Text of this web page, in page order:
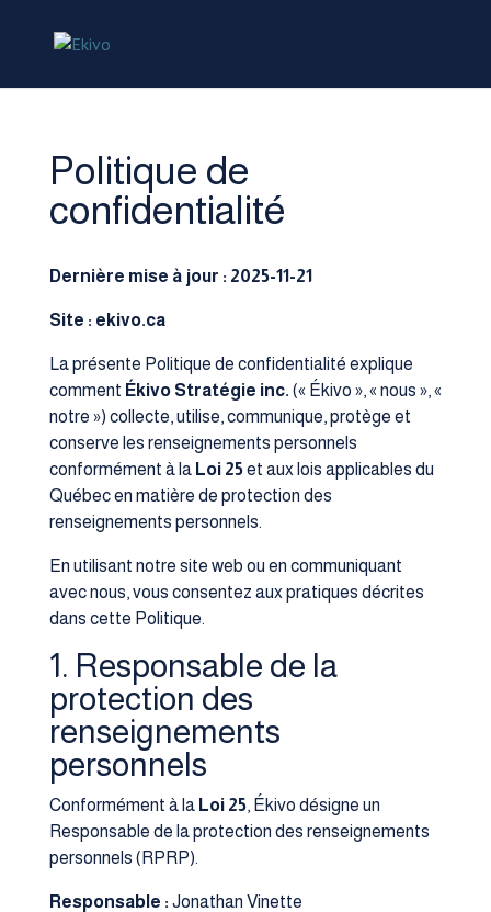
Politique de
confidentialité
Dernière mise à jour : 2025-11-21
Site : ekivo.ca
La présente Politique de confidentialité explique
comment Ékivo Stratégie inc. (« Ékivo », « nous », «
notre ») collecte, utilise, communique, protège et
conserve les renseignements personnels
conformément à la Loi 25et aux lois applicables du
Québec en matière de protection des
renseignements personnels.
En utilisant notre site web ou en communiquant
avec nous, vous consentez aux pratiques décrites
dans cette Politique.
1. Responsable de la
protection des
renseignements
personnels
Conformément à la Loi 25, Ékivo désigne un
Responsable de la protection des renseignements
personnels (RPRP).
Responsable : Jonathan Vinette